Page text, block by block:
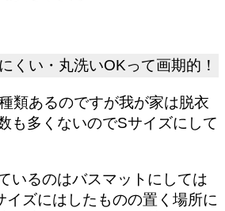
くい・丸洗いOKって画期的！
類あるのですが我が家は脱衣
も多くないのでSサイズにして
いるのはバスマットにしては
イズにはしたものの置く場所に